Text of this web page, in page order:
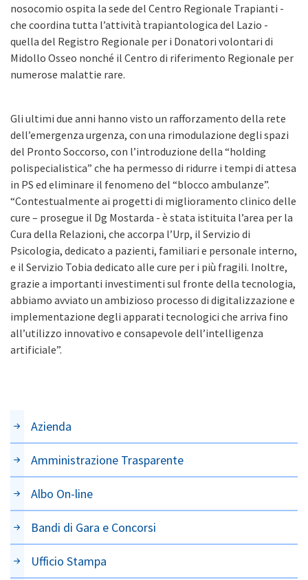
nosocomio ospita la sede del Centro Regionale Trapianti -
che coordina tutta l’attività trapiantologica del Lazio -
quella del Registro Regionale per i Donatori volontari di
Midollo Osseo nonché il Centro di riferimento Regionale per
numerose malattie rare.
Gli ultimi due anni hanno visto un rafforzamento della rete
dell’emergenza urgenza, con una rimodulazione degli spazi
del Pronto Soccorso, con l’introduzione della “holding
polispecialistica” che ha permesso di ridurre i tempi di attesa
in PS ed eliminare il fenomeno del “blocco ambulanze”.
“Contestualmente ai progetti di miglioramento clinico delle
cure – prosegue il Dg Mostarda - è stata istituita l’area per la
Cura della Relazioni, che accorpa l’Urp, il Servizio di
Psicologia, dedicato a pazienti, familiari e personale interno,
e il Servizio Tobia dedicato alle cure per i più fragili. Inoltre,
grazie a importanti investimenti sul fronte della tecnologia,
abbiamo avviato un ambizioso processo di digitalizzazione e
implementazione degli apparati tecnologici che arriva fino
all’utilizzo innovativo e consapevole dell’intelligenza
artificiale”.
Azienda
Amministrazione Trasparente
Albo On-line
Bandi di Gara e Concorsi
Ufficio Stampa